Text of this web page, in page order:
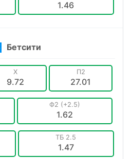
1.46
Бетсити
X
9.72
П2
27.01
Ф2 (+2.5)
1.62
ТБ 2.5
1.47